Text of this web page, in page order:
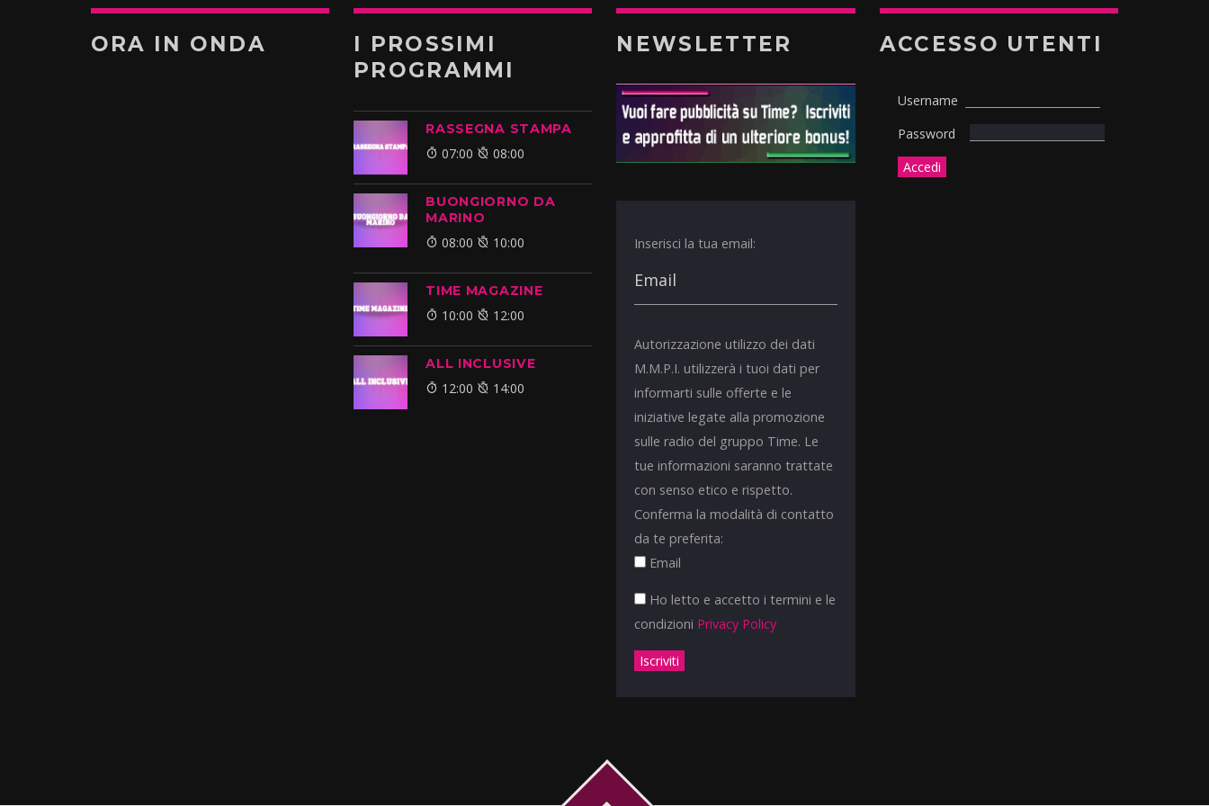
ORA IN ONDA
I PROSSIMI
PROGRAMMI
RASSEGNA STAMPA
07:00 08:00
BUONGIORNO DA
MARINO
08:00 10:00
TIME MAGAZINE
10:00 12:00
ALL INCLUSIVE
12:00 14:00
NEWSLETTER
Inserisci la tua email:
Autorizzazione utilizzo dei dati
M.M.P.I. utilizzerà i tuoi dati per
informarti sulle offerte e le
iniziative legate alla promozione
sulle radio del gruppo Time. Le
tue informazioni saranno trattate
con senso etico e rispetto.
Conferma la modalità di contatto
da te preferita:
Email
Ho letto e accetto i termini e le
condizioni Privacy Policy
ACCESSO UTENTI
Username
Password